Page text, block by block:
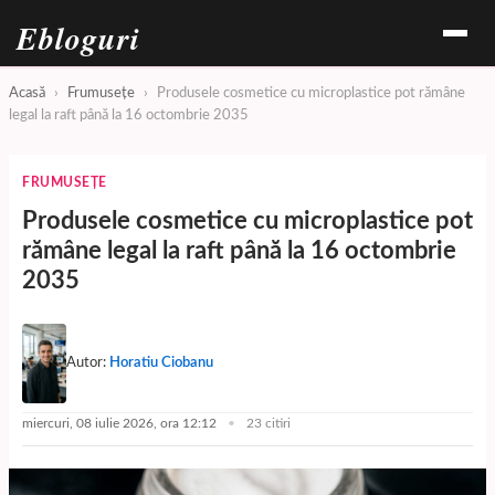
Ebloguri
Acasă › Frumusețe ›
Produsele cosmetice cu microplastice pot rămâne
legal la raft până la 16 octombrie 2035
FRUMUSEȚE
Produsele cosmetice cu microplastice pot
rămâne legal la raft până la 16 octombrie
2035
Autor: Horatiu Ciobanu
miercuri, 08 iulie 2026, ora 12:12 23 citiri